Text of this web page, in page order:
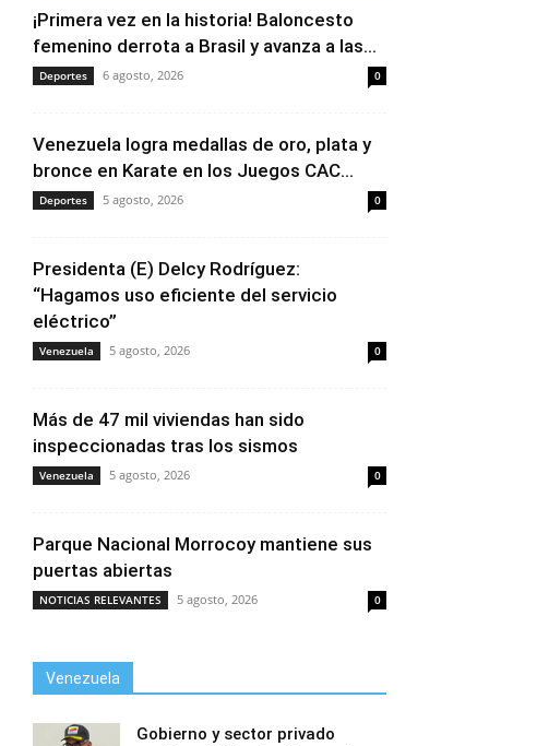
¡Primera vez en la historia! Baloncesto
femenino derrota a Brasil y avanza a las...
Deportes 6 agosto, 2026 0
Venezuela logra medallas de oro, plata y
bronce en Karate en los Juegos CAC...
Deportes 5 agosto, 2026 0
Presidenta (E) Delcy Rodríguez:
“Hagamos uso eficiente del servicio
eléctrico”
Venezuela 5 agosto, 2026 0
Más de 47 mil viviendas han sido
inspeccionadas tras los sismos
Venezuela 5 agosto, 2026 0
Parque Nacional Morrocoy mantiene sus
puertas abiertas
NOTICIAS RELEVANTES 5 agosto, 2026 0
Venezuela
Gobierno y sector privado